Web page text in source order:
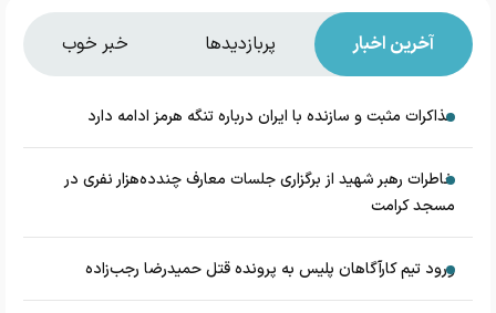
آخرین اخبار پربازدیدها خبر خوب
مذاکرات مثبت و سازنده با ایران درباره تنگه هرمز ادامه دارد
خاطرات رهبر شهید از برگزاری جلسات معارف چندده‌هزار نفری در
مسجد کرامت
ورود تیم کارآگاهان پلیس به پرونده قتل حمیدرضا رجب‌زاده